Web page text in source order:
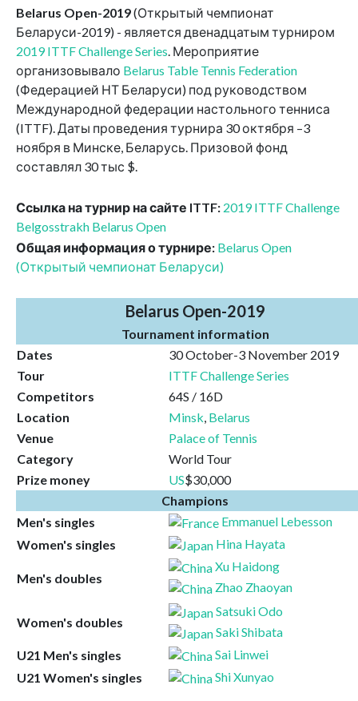
Belarus Open-2019(Открытый чемпионат
Беларуси-2019) - является двенадцатым турниром
2019 ITTF Challenge Series . Мероприятие
организовывало Belarus Table Tennis Federation
(Федерацией НТ Беларуси) под руководством
Международной федерации настольного тенниса
(ITTF). Даты проведения турнира 30 октября –3
ноября в Минске, Беларусь. Призовой фонд
составлял 30 тыс $.
Ссылка на турнир на сайте ITTF: 2019 ITTF Challenge
Belgosstrakh Belarus Open
Общая информация о турнире: Belarus Open
(Открытый чемпионат Беларуси)
Belarus Open-2019
Tournament information
Dates
30 October-3 November 2019
Tour
ITTF Challenge Series
Competitors
64S / 16D
Location
Minsk Belarus
Venue
Palace of Tennis
Category
World Tour
Prize money
US$30,000
Champions
Men's singles
Emmanuel Lebesson
Women's singles
Hina Hayata
Men's doubles
Xu Haidong
Zhao Zhaoyan
Women's doubles
Satsuki Odo
Saki Shibata
U21 Men's singles
Sai Linwei
U21 Women's singles
Shi Xunyao